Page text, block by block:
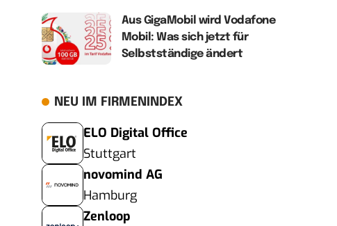
Aus GigaMobil wird Vodafone
Mobil: Was sich jetzt für
Selbstständige ändert
NEU IM FIRMENINDEX
ELO Digital Office
Stuttgart
novomind AG
Hamburg
Zenloop